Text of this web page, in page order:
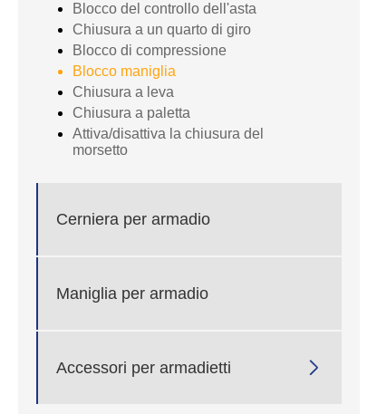
Blocco del controllo dell'asta
Chiusura a un quarto di giro
Blocco di compressione
Blocco maniglia
Chiusura a leva
Chiusura a paletta
Attiva/disattiva la chiusura del
morsetto
Cerniera per armadio
Maniglia per armadio
Accessori per armadietti 